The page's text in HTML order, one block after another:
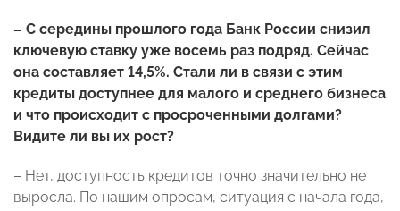
– С середины прошлого года Банк России снизил
ключевую ставку уже восемь раз подряд. Сейчас
она составляет 14,5%. Стали ли в связи с этим
кредиты доступнее для малого и среднего бизнеса
и что происходит с просроченными долгами?
Видите ли вы их рост?
– Нет, доступность кредитов точно значительно не
выросла. По нашим опросам, ситуация с начала года,